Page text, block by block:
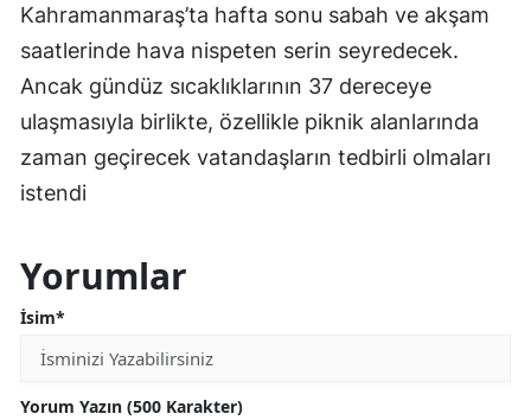
Kahramanmaraş’ta hafta sonu sabah ve akşam
saatlerinde hava nispeten serin seyredecek.
Ancak gündüz sıcaklıklarının 37 dereceye
ulaşmasıyla birlikte, özellikle piknik alanlarında
zaman geçirecek vatandaşların tedbirli olmaları
istendi
Yorumlar
İsim*
Yorum Yazın (500 Karakter)